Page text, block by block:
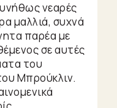
νεαρές
μαλλιά, συχνά
παρέα με
σε αυτές
του
Μπρούκλιν.